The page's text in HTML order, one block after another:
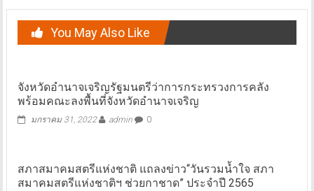
You May Also Like
จังหวัดอำนาจเจริญรัฐมนตรีว่าการกระทรวงการคลัง
พร้อมคณะลงพื้นที่จังหวัดอำนาจเจริญ
มกราคม 31, 2022 admin 0
สภาสมาคมสตรีแห่งชาติ แถลงข่าว“วันรวมน้ำใจ สภา
สมาคมสตรีแห่งชาติฯ ช่วยกาชาด” ประจำปี 2565